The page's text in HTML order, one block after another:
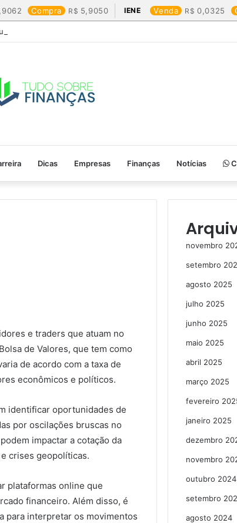
Compra 5,9050 IENE Venda 0,0325
mais valem a pena
Dicas Empresas Finanças Notícias
e traders que atuam no
de Valores, que tem como
de acordo com a taxa de
econômicos e políticos.
identificar oportunidades de
por oscilações bruscas no
impactar a cotação da
crises geopolíticas.
plataformas online que
financeiro. Além disso, é
para interpretar os movimentos
novembro
setembro
agosto 2025
julho 2025
junho 2025
maio 2025
abril 2025
março 2025
fevereiro
janeiro 2025
dezembro
novembro
outubro 2024
setembro
agosto 2024